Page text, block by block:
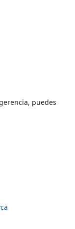
puedes